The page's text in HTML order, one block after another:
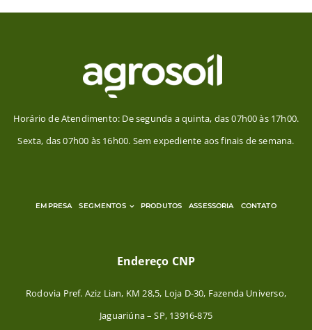
Horário de Atendimento: De segunda a quinta, das 07h00 às 17h00.
Sexta, das 07h00 às 16h00. Sem expediente aos finais de semana.
EMPRESA SEGMENTOS PRODUTOS ASSESSORIA CONTATO
Endereço CNP
Rodovia Pref. Aziz Lian, KM 28,5, Loja D-30, Fazenda Universo,
Jaguariúna – SP, 13916-875